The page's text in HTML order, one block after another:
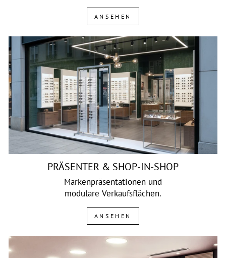
ANSEHEN
PRÄSENTER & SHOP-IN-SHOP
Markenpräsentationen und
modulare Verkaufsflächen.
ANSEHEN